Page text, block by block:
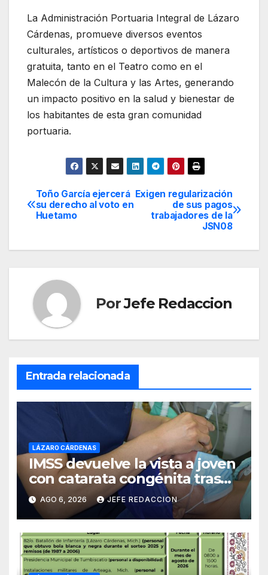
La Administración Portuaria Integral de Lázaro
Cárdenas, promueve diversos eventos
culturales, artísticos o deportivos de manera
gratuita, tanto en el Teatro como en el
Malecón de la Cultura y las Artes, generando
un impacto positivo en la salud y bienestar de
los habitantes de esta gran comunidad
portuaria.
Navegación
de
entradas
Exigen regularización
de sus pagos
trabajadores de la
JSN08
Toño García ejercerá
su derecho al voto en
Huetamo
PorJefe Redaccion
Entrada relacionada
LÁZARO CÁRDENAS
IMSS devuelve la vista a joven
con catarata congénita tras
23 años de limitación visual
AGO 6, 2026 JEFE REDACCION